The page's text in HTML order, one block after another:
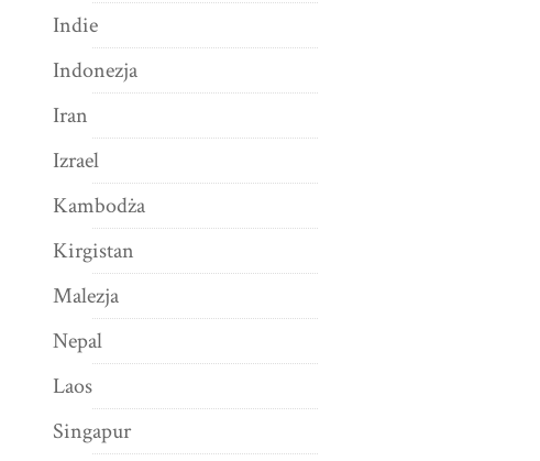
Indie
Indonezja
Iran
Izrael
Kambodża
Kirgistan
Malezja
Nepal
Laos
Singapur